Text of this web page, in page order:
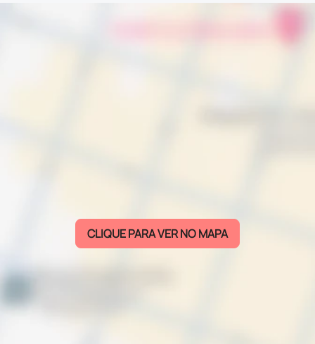
CLIQUE PARA VER NO MAPA